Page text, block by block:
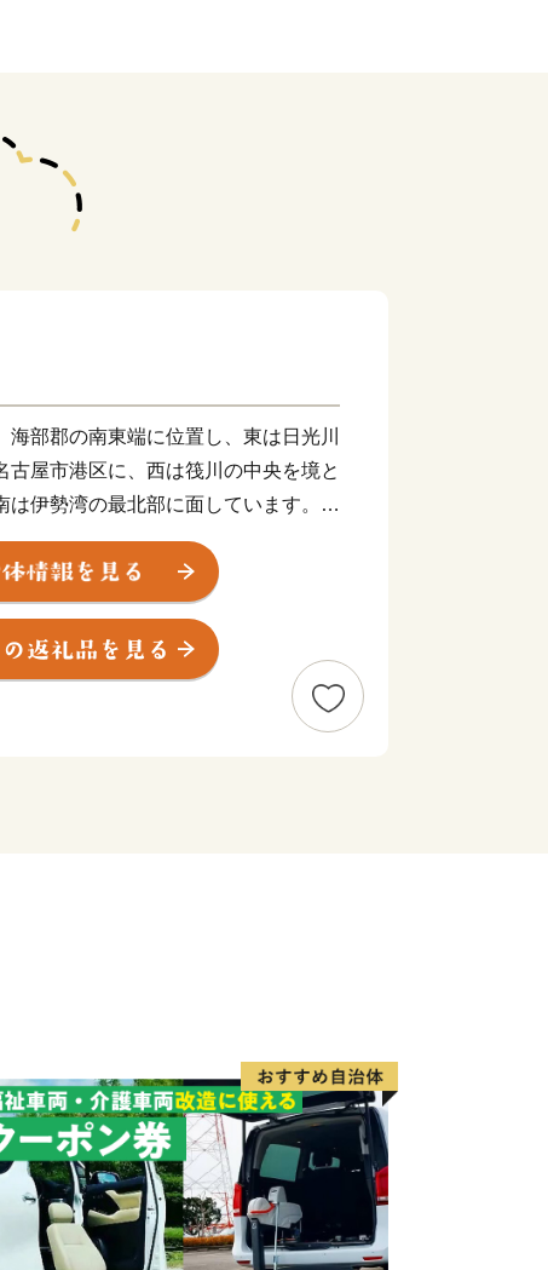
部郡の南東端に位置し、東は日光川
古屋市港区に、西は筏川の中央を境と
伊勢湾の最北部に面しています。
さな村ですが、北部は農村地帯、南
り、昔ながらの田園風景と、名古屋港
ての機能が共存している村です。
地野菜・温室野菜・花卉等の栽培が盛
一部では金魚の養殖も行われていま
月程度かかることがあります。
す。